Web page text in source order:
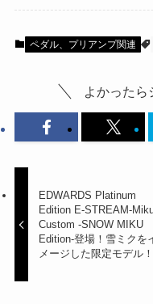
ペダル、プリアンプ関連
よかったら
EDWARDS Platinum
Edition E-STREAM-
Custom -SNOW MIKU
Edition-登場！雪ミクを
メージした限定モデル！